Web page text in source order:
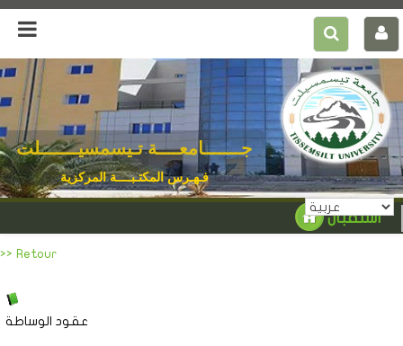
جـــــــامعــــة تـيسمسيـــــــلت
فـهـرس المكتـبــــة المركزية
استقبال
>> Retour
عقود الوساطة